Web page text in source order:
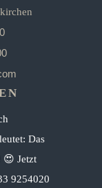
Das
😍 Jetzt
9254020